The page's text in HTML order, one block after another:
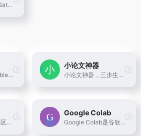
ProxyAI - AI API Gateway
Civitai 是一个Stable Diffusion AI Art models 的平台。我们收集了来自250+创作者的1700多个模型。我们还收集了来自社区的1200条评论，以及12,000多张带有提示的图片，以帮助您入门。
小论文神器
小论文神器，三步生成基于大数据和AI的论文，资料来源于全网，段落可无限替换，自带标准格式Word文档下载，是选修课论文的不二之选
活跃的人工智能社区，有许多模型提供下载
Google Colab
Google Colab是谷歌开放的一款研究工具，主要用于机器学习的开发和研究，提供了免费的GPU使用！